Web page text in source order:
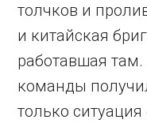
толчков и
и китайская
работавшая
команды
только